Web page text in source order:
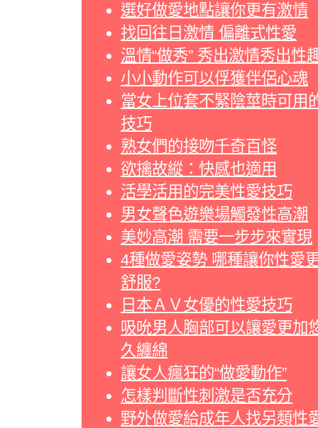
選好做愛地點讓你更有激情
找回往日激情 偏離式性愛
溫情“做秀” 秀出激情秀出性
小小動作可以俘獲伴侶心魂
當女上位套不緊陰莖時可用
技巧
熟女們的接吻千奇百怪
欲擒故縱：快感也適用
活學活用的完美性愛技巧
男女聲色遊樂場觸發性高潮
美妙高潮 需要一步步來實現
4種做愛姿勢 哪種讓你性愛
舒服?
日本ＡＶ女優的性愛技巧
吸吮男人胸部可以讓愛更加
久纏綿
讓女人瘋狂的“做愛動作”
怎樣判斷性刺激是否充分
野外做愛給成年人找另類性